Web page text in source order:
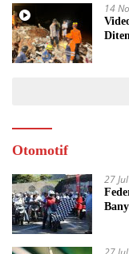
14
Otomotif
27